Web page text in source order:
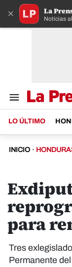
× La
Noticias
LO ÚLTIMO
INICIO ·
para
Tres
Permanente